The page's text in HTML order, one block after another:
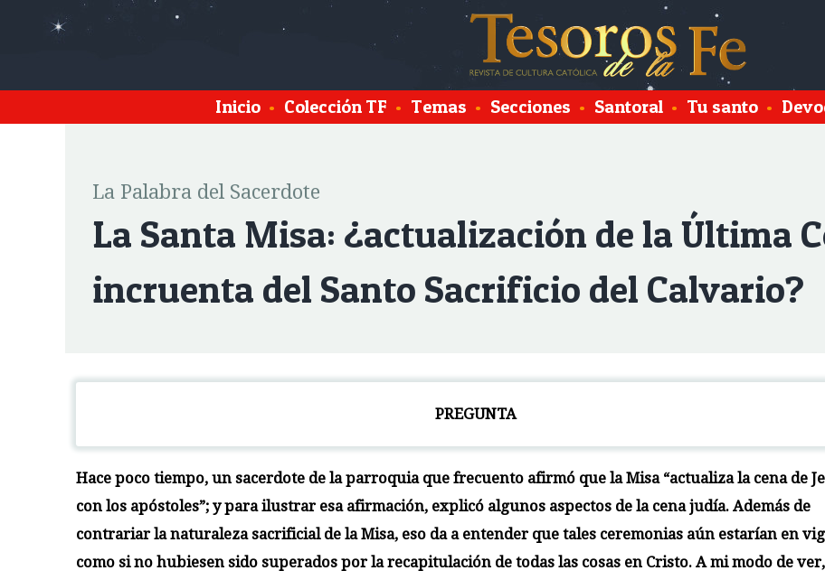
Inicio • Colección TF • Temas • Secciones • Santoral • Tu santo •
La Palabra del Sacerdote
La Santa Misa: ¿actualización de la Última
incruenta del Santo Sacrificio del Calvario?
PREGUNTA
Hace poco tiempo, un sacerdote de la parroquia que frecuento afirmó que la Misa “actualiza la cena de
con los apóstoles”; y para ilustrar esa afirmación, explicó algunos aspectos de la cena judía. Además de
contrariar la naturaleza sacrificial de la Misa, eso da a entender que tales ceremonias aún estarían en
como si no hubiesen sido superados por la recapitulación de todas las cosas en Cristo. A mi modo de